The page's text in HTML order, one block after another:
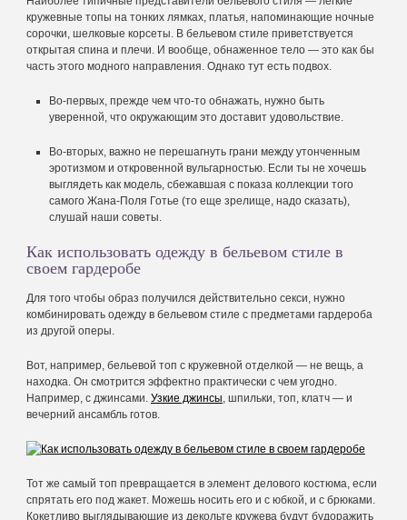
кружевные топы на тонких лямках, платья, напоминающие ночные
сорочки, шелковые корсеты. В бельевом стиле приветствуется
открытая спина и плечи. И вообще, обнаженное тело — это как бы
часть этого модного направления. Однако тут есть подвох.
Во-первых, прежде чем что-то обнажать, нужно быть
уверенной, что окружающим это доставит удовольствие.
Во-вторых, важно не перешагнуть грани между утонченным
эротизмом и откровенной вульгарностью. Если ты не хочешь
выглядеть как модель, сбежавшая с показа коллекции того
самого Жана-Поля Готье (то еще зрелище, надо сказать),
слушай наши советы.
Как использовать одежду в бельевом стиле в
своем гардеробе
Для того чтобы образ получился действительно секси, нужно
комбинировать одежду в бельевом стиле с предметами гардероба
из другой оперы.
Вот, например, бельевой топ с кружевной отделкой — не вещь, а
находка. Он смотрится эффектно практически с чем угодно.
Например, с джинсами. Узкие джинсы, шпильки, топ, клатч — и
вечерний ансамбль готов.
Тот же самый топ превращается в элемент делового костюма, если
спрятать его под жакет. Можешь носить его и с юбкой, и с брюками.
Кокетливо выглядывающие из декольте кружева будут будоражить